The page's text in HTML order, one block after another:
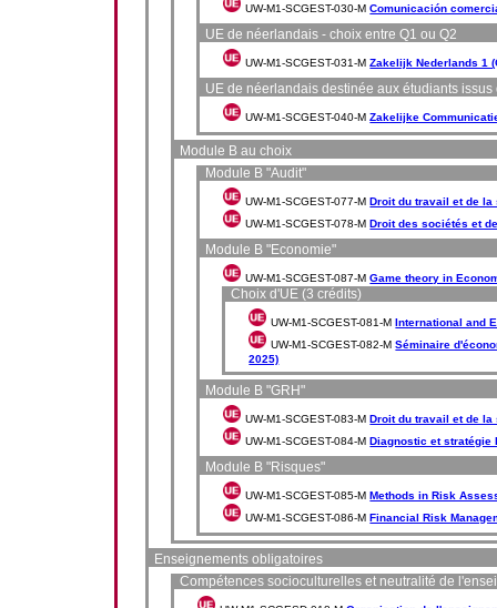
UW-M1-SCGEST-030-MComunicación
UE de néerlandais - choix entre Q1 ou Q2
UW-M1-SCGEST-031-MZakelijk Nederlands 1
UE de néerlandais destinée aux étudiants
UW-M1-SCGEST-040-MZakelijke
Module B au choix
Module B "Audit"
UW-M1-SCGEST-077-MDroit du travail et de
UW-M1-SCGEST-078-MDroit des sociétés et
Module B "Economie"
UW-M1-SCGEST-087-MGame theory in
Choix d'UE (3 crédits)
UW-M1-SCGEST-081-MInternational and
UW-M1-SCGEST-082-MSéminaire
2025)
Module B "GRH"
UW-M1-SCGEST-083-MDroit du travail et de
UW-M1-SCGEST-084-MDiagnostic et stratégie
Module B "Risques"
UW-M1-SCGEST-085-MMethods in Risk
UW-M1-SCGEST-086-MFinancial Risk
Enseignements obligatoires
Compétences socioculturelles et neutralité de